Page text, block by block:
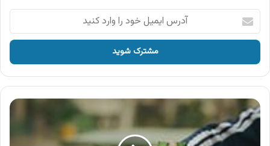
آدرس
ایمیل
خود
وارد
کنید
آگهی
دلستر